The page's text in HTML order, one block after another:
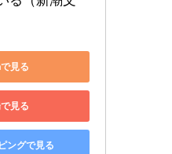
見る
見る
ングで見る